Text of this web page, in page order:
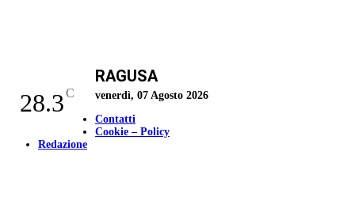
28.3C
RAGUSA
venerdì, 07 Agosto 2026
Contatti
Cookie – Policy
Redazione